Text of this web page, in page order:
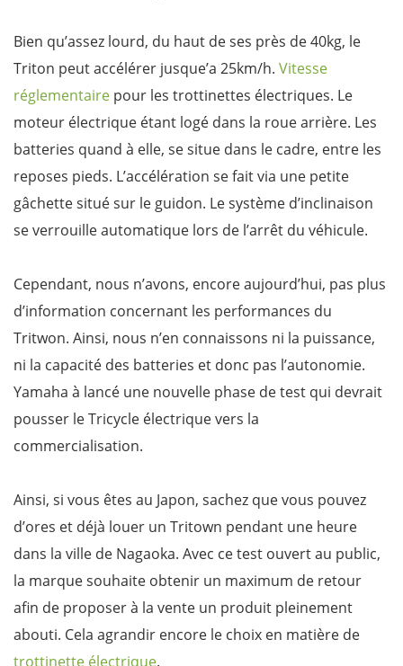
Bien qu’assez lourd, du haut de ses près de 40kg, le
Triton peut accélérer jusque’a 25km/h. Vitesse
réglementaire pour les trottinettes électriques. Le
moteur électrique étant logé dans la roue arrière. Les
batteries quand à elle, se situe dans le cadre, entre les
reposes pieds. L’accélération se fait via une petite
gâchette situé sur le guidon. Le système d’inclinaison
se verrouille automatique lors de l’arrêt du véhicule.
Cependant, nous n’avons, encore aujourd’hui, pas plus
d’information concernant les performances du
Tritwon. Ainsi, nous n’en connaissons ni la puissance,
ni la capacité des batteries et donc pas l’autonomie.
Yamaha à lancé une nouvelle phase de test qui devrait
pousser le Tricycle électrique vers la
commercialisation.
Ainsi, si vous êtes au Japon, sachez que vous pouvez
d’ores et déjà louer un Tritown pendant une heure
dans la ville de Nagaoka. Avec ce test ouvert au public,
la marque souhaite obtenir un maximum de retour
afin de proposer à la vente un produit pleinement
abouti. Cela agrandir encore le choix en matière de
trottinette électrique.